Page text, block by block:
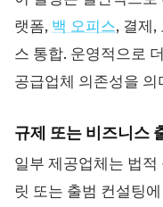
랫폼, 백 오피스, 결제,
스 통합. 운영적으로
공급업체 의존성을 의
규제 또는 비즈니스
일부 제공업체는 법
릿 또는 출범 컨설팅